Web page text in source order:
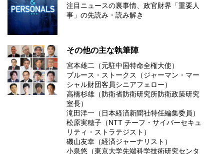
注目ニュースの裏事情、政官財界「重要人
事」の先読み・読み解き
その他の主な執筆陣
宮本雄二（元駐中国特命全権大使）
ブルース・ストークス（ジャーマン・マー
シャル財団客員シニアフェロー）
高橋杉雄（防衛省防衛研究所防衛政策研究
室長）
滝田洋一（日本経済新聞社特任編集委員）
松原実穂子（NTT チーフ・サイバーセキュ
リティ・ストラテジスト）
磯山友幸（経済ジャーナリスト）
小泉悠（東京大学先端科学技術研究センタ